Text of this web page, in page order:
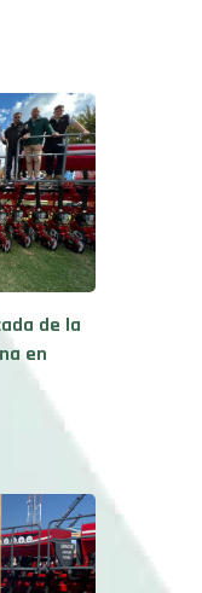
de la
en